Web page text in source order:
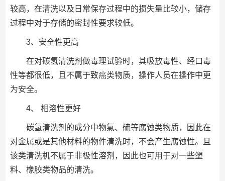
较高，在清洗以及日常保存过程中的损失量比较小，储存
过程中对于存储的密封性要求较低。
3、安全性更高
在对碳氢清洗剂做毒理试验时，其吸放毒性、经口毒
性等都很低，且不属于致癌类物质，操作人员在操作中更
为安全。
4、 相溶性更好
碳氢清洗剂的成分中物氯、硫等腐蚀类物质，因此在
对金属或是其他材料的物件清洗时，不会产生腐蚀性。且
该类清洗机不属于非极性溶剂，因此也可用于对一些塑
料、橡胶类物品的清洗。